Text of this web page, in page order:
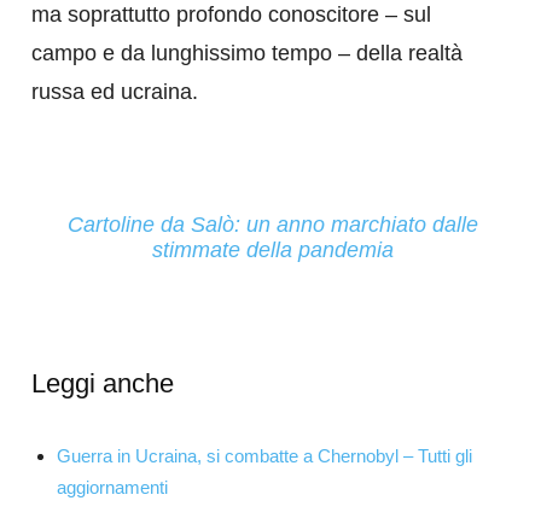
ma soprattutto profondo conoscitore – sul
campo e da lunghissimo tempo – della realtà
russa ed ucraina.
Cartoline da Salò: un anno marchiato dalle
stimmate della pandemia
Leggi anche
Guerra in Ucraina, si combatte a Chernobyl – Tutti gli
aggiornamenti